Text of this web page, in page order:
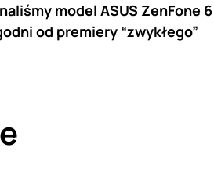
model ASUS ZenFone 6
od premiery “zwykłego”